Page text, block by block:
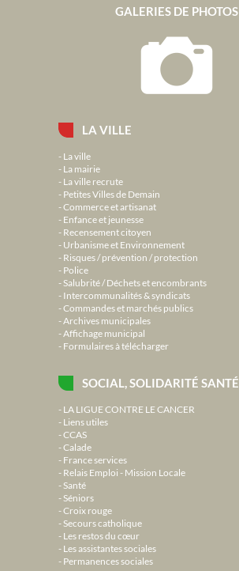
LA VILLE
La ville
La mairie
La ville recrute
Petites Villes de Demain
Commerce et artisanat
Enfance et jeunesse
Recensement citoyen
Urbanisme et Environnement
Risques / prévention / protection
Police
Salubrité / Déchets et encombrants
Intercommunalités & syndicats
Commandes et marchés publics
Archives municipales
Affichage municipal
Formulaires à télécharger
SOCIAL, SOLIDARITÉ SANTÉ
LA LIGUE CONTRE LE CANCER
Liens utiles
CCAS
Calade
France services
Relais Emploi - Mission Locale
Santé
Séniors
Croix rouge
Secours catholique
Les restos du cœur
Les assistantes sociales
Permanences sociales
GALERIES DE PHOTOS